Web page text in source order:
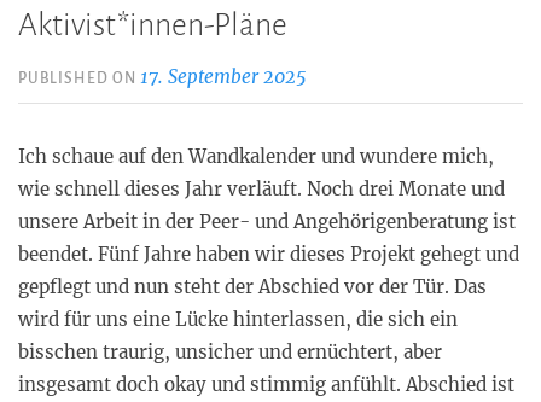
Aktivist*innen-Pläne
PUBLISHED ON 17. September 2025
Ich schaue auf den Wandkalender und wundere mich,
wie schnell dieses Jahr verläuft. Noch drei Monate und
unsere Arbeit in der Peer- und Angehörigenberatung ist
beendet. Fünf Jahre haben wir dieses Projekt gehegt und
gepflegt und nun steht der Abschied vor der Tür. Das
wird für uns eine Lücke hinterlassen, die sich ein
bisschen traurig, unsicher und ernüchtert, aber
insgesamt doch okay und stimmig anfühlt. Abschied ist